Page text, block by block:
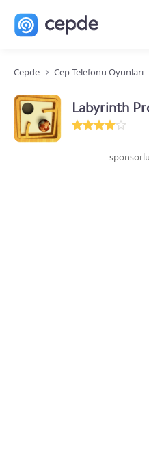
Cepde Cep Telefonu Oyunları
Labyrinth